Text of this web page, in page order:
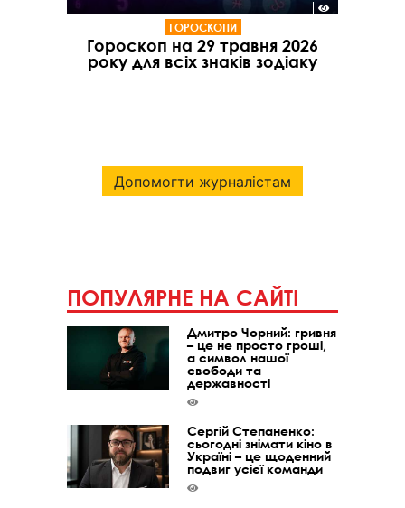
ГОРОСКОПИ
Гороскоп на 29 травня 2026
року для всіх знаків зодіаку
Допомогти журналістам
ПОПУЛЯРНЕ НА САЙТІ
Дмитро Чорний: гривня
– це не просто гроші,
а символ нашої
свободи та
державності
Сергій Степаненко:
сьогодні знімати кіно в
Україні – це щоденний
подвиг усієї команди